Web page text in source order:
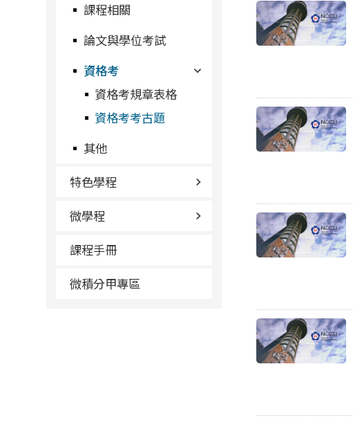
課程相關
論文與學位考試
資格考
資格考規章表格
資格考考古題
其他
特色學程
微學程
課程手冊
微積分甲專區